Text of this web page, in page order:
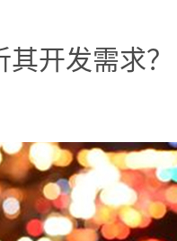
开发需求？